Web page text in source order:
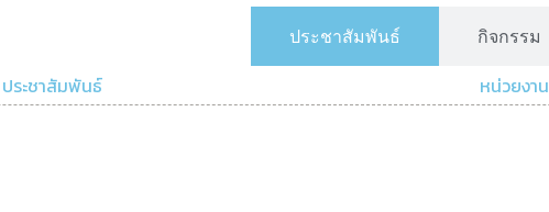
ประชาสัมพันธ์ กิจกรรม
ประชาสัมพันธ์ หน่วยงาน